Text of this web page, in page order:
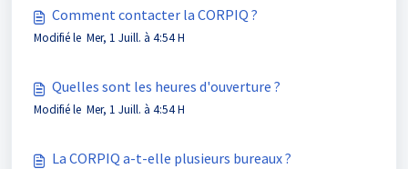
Comment contacter la CORPIQ ?
Modifié le Mer, 1 Juill. à 4:54 H
Quelles sont les heures d'ouverture ?
Modifié le Mer, 1 Juill. à 4:54 H
La CORPIQ a-t-elle plusieurs bureaux ?